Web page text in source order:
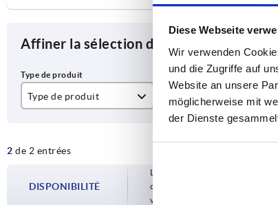
Diese Webseite
Wir verwenden
und die Zugriffe auf
Website an unsere
möglicherweise mit
der Dienste
Affiner la sélection des articles
Type de produit Type de fixation
avec perçages
2 de 2 entrées
DISPONIBILITÉ
Les disponibilités sont mises à
d’expédition confirmée vous est
votre commande.